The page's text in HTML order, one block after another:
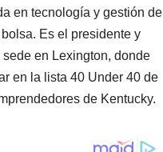
en tecnología y gestión de
Es el presidente y
en Lexington, donde
en la lista 40 Under 40 de
de Kentucky.